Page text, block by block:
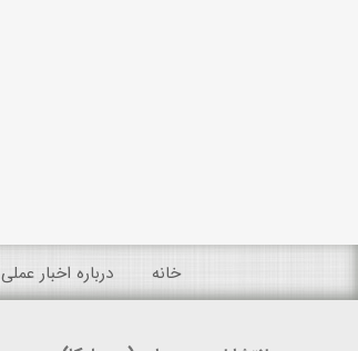
خانه درباره اخبار عملی